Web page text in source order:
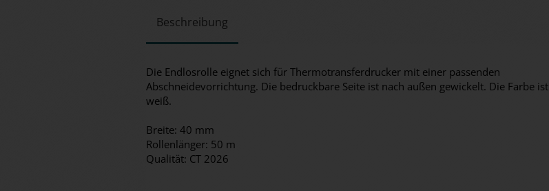
Beschreibung
Die Endlosrolle eignet sich für Thermotransferdrucker mit einer passenden
Abschneidevorrichtung. Die bedruckbare Seite ist nach außen gewickelt. Die Farbe ist
weiß.
Breite: 40 mm
Rollenlänger: 50 m
Qualität: CT 2026